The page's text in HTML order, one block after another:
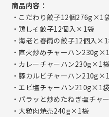
商品内容：
・こだわり餃子12個276g×1
・鶏しそ餃子12個入×1袋
・海老と春雨の餃子12個入
・直火炒めチャーハン
・カレーチャーハン230g×1袋
・豚カルビチャーハン
・エビ塩チャーハン210g×1袋
・パラッと炒めたねぎ塩チ
・大粒肉焼売240g×1袋